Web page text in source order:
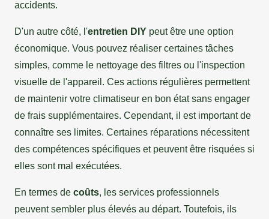
accidents.
D'un autre côté, l'entretien DIY peut être une option
économique. Vous pouvez réaliser certaines tâches
simples, comme le nettoyage des filtres ou l'inspection
visuelle de l'appareil. Ces actions régulières permettent
de maintenir votre climatiseur en bon état sans engager
de frais supplémentaires. Cependant, il est important de
connaître ses limites. Certaines réparations nécessitent
des compétences spécifiques et peuvent être risquées si
elles sont mal exécutées.
En termes de coûts, les services professionnels
peuvent sembler plus élevés au départ. Toutefois, ils